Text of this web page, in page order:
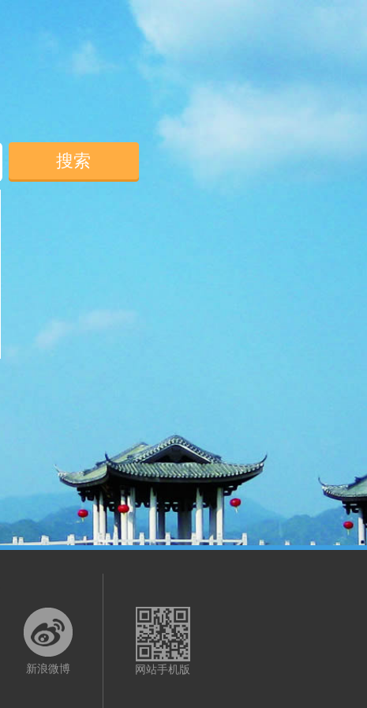
新浪微博 网站手机版